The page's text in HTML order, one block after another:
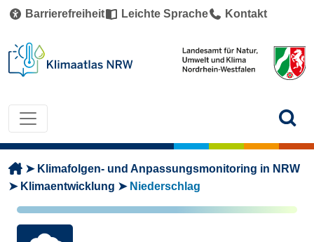
Direkt zum Inhalt
Barrierefreiheit Leichte Sprache Kontakt
Pfadnavigation
Klimafolgen- und Anpassungsmonitoring in NRW
Klimaentwicklung
Niederschlag